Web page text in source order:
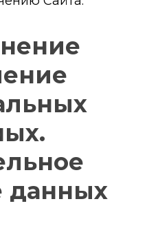
данных